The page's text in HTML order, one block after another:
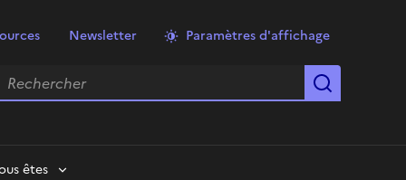
Newsletter Paramètres d'affichage
êtes